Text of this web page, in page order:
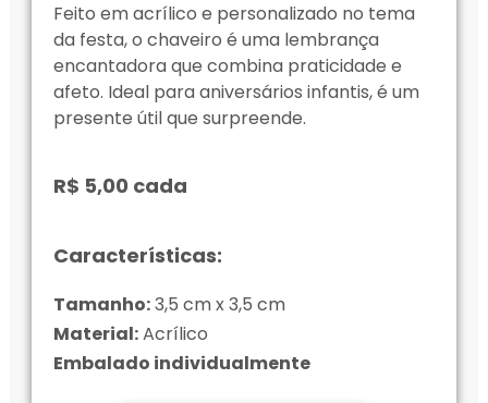
Feito em acrílico e personalizado no tema
da festa, o chaveiro é uma lembrança
encantadora que combina praticidade e
afeto. Ideal para aniversários infantis, é um
presente útil que surpreende.
R$ 5,00 cada
Características:
Tamanho:3,5 cm x 3,5 cm
Material:Acrílico
Embalado individualmente